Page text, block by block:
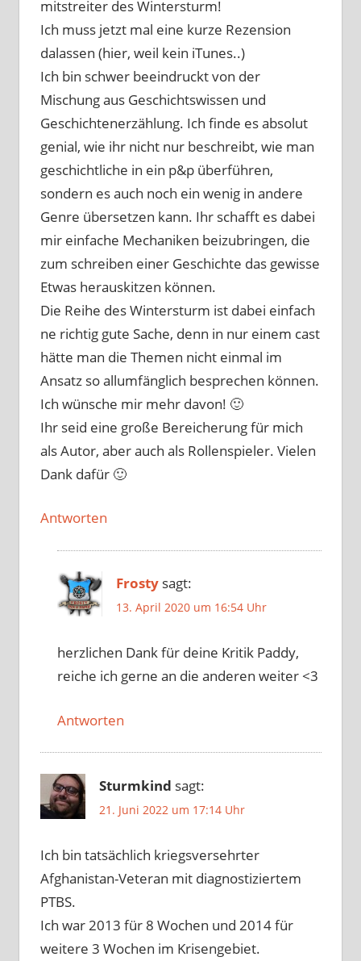
mitstreiter des Wintersturm!
Ich muss jetzt mal eine kurze Rezension
dalassen (hier, weil kein iTunes..)
Ich bin schwer beeindruckt von der
Mischung aus Geschichtswissen und
Geschichtenerzählung. Ich finde es absolut
genial, wie ihr nicht nur beschreibt, wie man
geschichtliche in ein p&p überführen,
sondern es auch noch ein wenig in andere
Genre übersetzen kann. Ihr schafft es dabei
mir einfache Mechaniken beizubringen, die
zum schreiben einer Geschichte das gewisse
Etwas herauskitzen können.
Die Reihe des Wintersturm ist dabei einfach
ne richtig gute Sache, denn in nur einem cast
hätte man die Themen nicht einmal im
Ansatz so allumfänglich besprechen können.
Ich wünsche mir mehr davon! 🙂
Ihr seid eine große Bereicherung für mich
als Autor, aber auch als Rollenspieler. Vielen
Dank dafür 🙂
Antworten
Frosty sagt:
13. April 2020 um 16:54 Uhr
herzlichen Dank für deine Kritik Paddy,
reiche ich gerne an die anderen weiter <3
Antworten
Sturmkind sagt:
21. Juni 2022 um 17:14 Uhr
Ich bin tatsächlich kriegsversehrter
Afghanistan-Veteran mit diagnostiziertem
PTBS.
Ich war 2013 für 8 Wochen und 2014 für
weitere 3 Wochen im Krisengebiet.